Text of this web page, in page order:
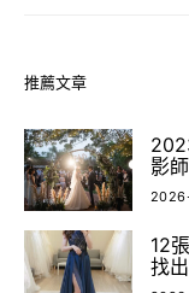
推薦文章
影
12
找